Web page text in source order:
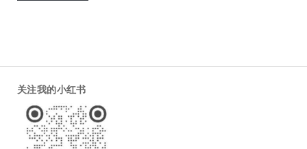
关注我的小红书